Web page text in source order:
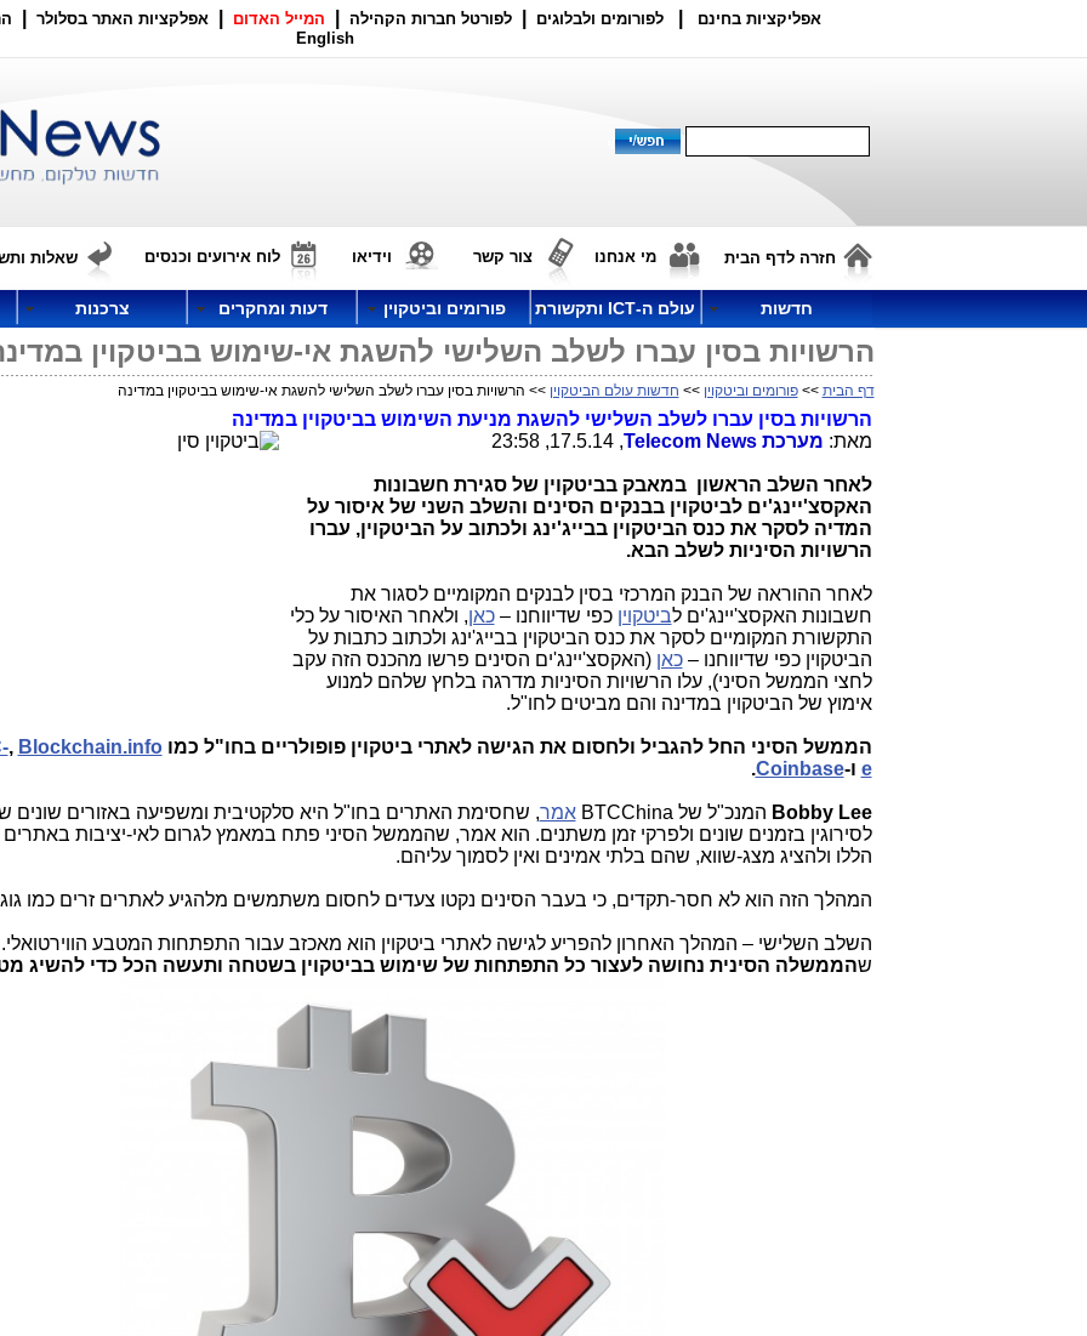
אפליקציות בחינם לפורומים ולבלוגים לפורטל חברות הקהילה המייל האדום אפלקציות האתר בסלולר
English
חזרה לדף הבית מי אנחנו צור קשר וידיאו לוח אירועים וכנסים שאלות
חדשות עולם ה-ICT ותקשורת פורומים וביטקוין דעות ומחקרים צרכנות
הרשויות בסין עברו לשלב השלישי להשגת אי-שימוש בביטקוין
דף הבית >>פורומים וביטקוין >> חדשות עולם הביטקוין >> הרשויות בסין עברו לשלב השלישי להשגת אי-שימוש בביטקוין במדינה
הרשויות בסין עברו לשלב השלישי להשגת מניעת השימוש בביטקוין במדינה
מאת: מערכתTelecom News
, 17.5.14, 23:58
לאחר השלב הראשון במאבק בביטקוין של סגירת חשבונות
האקסצ'יינג'ים לביטקוין בבנקים הסינים והשלב השני של איסור על
המדיה לסקר את כנס הביטקוין בבייג'ינג ולכתוב על הביטקוין, עברו
הרשויות הסיניות לשלב הבא.
לאחר ההוראה של הבנק המרכזי בסין לבנקים המקומיים לסגור את
חשבונות האקסצ'יינג'ים לביטקוין כפי שדיווחנו –כאן, ולאחר האיסור על כלי
התקשורת המקומיים לסקר את כנס הביטקוין בבייג'ינג ולכתוב כתבות על
הביטקוין כפי שדיווחנו –כאן (האקסצ'יינג'ים הסינים פרשו מהכנס הזה עקב
לחצי הממשל הסיני), עלו הרשויות הסיניות מדרגה בלחץ שלהם למנוע
אימוץ של הביטקוין במדינה והם מביטים לחו"ל.
הממשל הסיני החל להגביל ולחסום את הגישה לאתרי ביטקוין פופולריים בחו"ל כמוBlockchain.info
,
e ו-Coinbase
.
Bobby Lee המנכ"ל של BTCChina אמר, שחסימת האתרים בחו"ל היא סלקטיבית ומשפיעה באזורים שונים
לסירוגין בזמנים שונים ולפרקי זמן משתנים. הוא אמר, שהממשל הסיני פתח במאמץ לגרום לאי-יציבות באתרים
הללו ולהציג מצג-שווא, שהם בלתי אמינים ואין לסמוך עליהם.
המהלך הזה הוא לא חסר-תקדים, כי בעבר הסינים נקטו צעדים לחסום משתמשים מלהגיע לאתרים זרים כמו
השלב השלישי – המהלך האחרון להפריע לגישה לאתרי ביטקוין הוא מאכזב עבור התפתחות המטבע
שהממשלה הסינית נחושה לעצור כל התפתחות של שימוש בביטקוין בשטחה ותעשה הכל כדי להשיג